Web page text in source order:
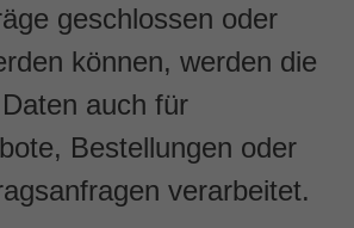
geschlossen oder
können, werden die
auch für
Bestellungen oder
verarbeitet.